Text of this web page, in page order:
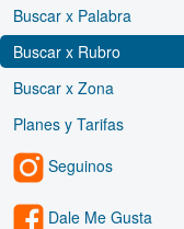
Buscar x Palabra
Buscar x Rubro
Buscar x Zona
Planes y Tarifas
Seguinos
Dale Me Gusta